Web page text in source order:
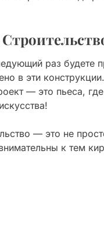
раз будете
в эти
— это пьеса,
— это не
к тем